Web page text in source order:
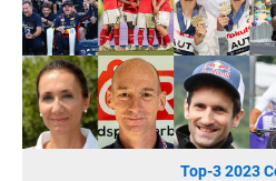
EWP RECYCLING PFAND ÖSTERREICH
ANNEMARIE CHARITY
IMPERIAL MARKETS
TRÄGERVEREIN EINWEGPFAND
SPECIAL OLYMPICS ÖSTERREICH
Top-3 2023